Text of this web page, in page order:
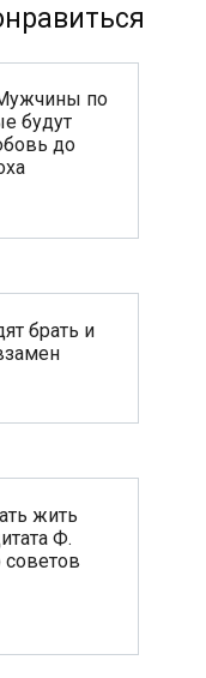
по
будут
до
бpaть и
жить
Ф.